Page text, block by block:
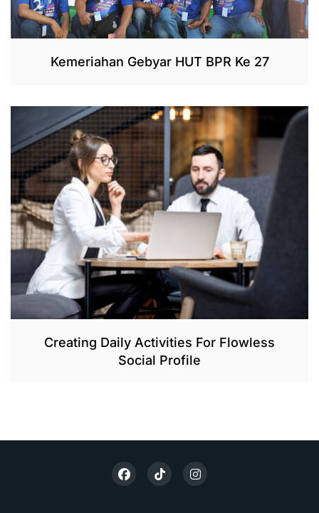
Kemeriahan Gebyar HUT BPR Ke 27
Creating Daily Activities For Flowless
Social Profile